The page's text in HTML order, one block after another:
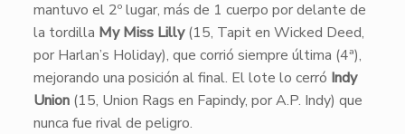
mantuvo el 2º lugar, más de 1 cuerpo por delante de
la tordilla My Miss Lilly(15, Tapit en Wicked Deed,
por Harlan’s Holiday), que corrió siempre última (4ª),
mejorando una posición al final. El lote lo cerró Indy
Union(15, Union Rags en Fapindy, por A.P. Indy) que
nunca fue rival de peligro.